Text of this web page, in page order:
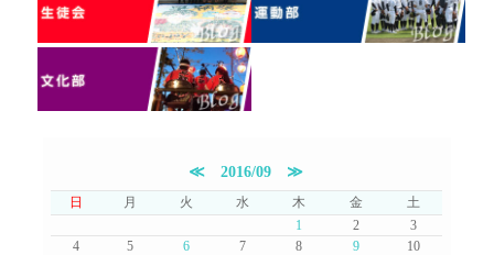
≪ 2016/09 ≫
日 月 火 水 木 金
土
1
2
3
4
5 6 7 8 9
10